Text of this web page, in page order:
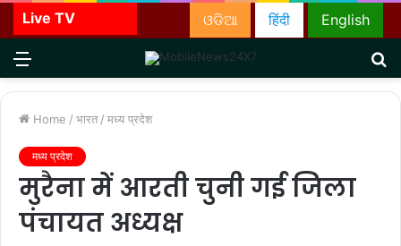
Live TV English
हिंदी
ଓଡିଆ
Menu
Home / भारत / मध्य प्रदेश
मध्य प्रदेश
मुरैना में आरती चुनी गई जिला
पंचायत अध्यक्ष